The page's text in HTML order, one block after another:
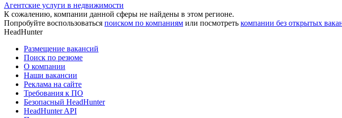
Агентские услуги в недвижимости
К сожалению, компании данной сферы не найдены в этом регионе.
Попробуйте воспользоваться поиском по компаниям или посмотреть компании без открытых
HeadHunter
Размещение вакансий
Поиск по резюме
О компании
Наши вакансии
Реклама на сайте
Требования к ПО
Безопасный HeadHunter
HeadHunter API